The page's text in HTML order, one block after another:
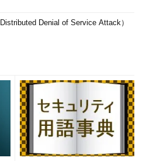
Denial of Service Attack）